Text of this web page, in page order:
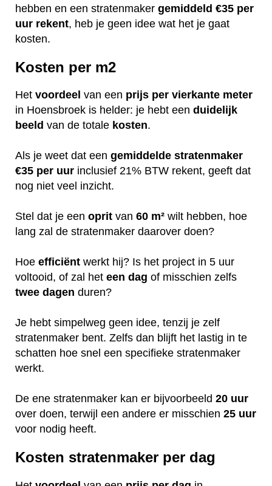
hebben en een stratenmaker gemiddeld €35 per
uur rekent, heb je geen idee wat het je gaat
kosten.
Kosten per m2
Het voordeel van een prijs per vierkante meter
in Hoensbroek is helder: je hebt een duidelijk
beeld van de totale kosten.
Als je weet dat een gemiddelde stratenmaker
€35 per uur inclusief 21% BTW rekent, geeft dat
nog niet veel inzicht.
Stel dat je een oprit van 60 m² wilt hebben, hoe
lang zal de stratenmaker daarover doen?
Hoe efficiënt werkt hij? Is het project in 5 uur
voltooid, of zal het een dag of misschien zelfs
twee dagen duren?
Je hebt simpelweg geen idee, tenzij je zelf
stratenmaker bent. Zelfs dan blijft het lastig in te
schatten hoe snel een specifieke stratenmaker
werkt.
De ene stratenmaker kan er bijvoorbeeld 20 uur
over doen, terwijl een andere er misschien 25 uur
voor nodig heeft.
Kosten stratenmaker per dag